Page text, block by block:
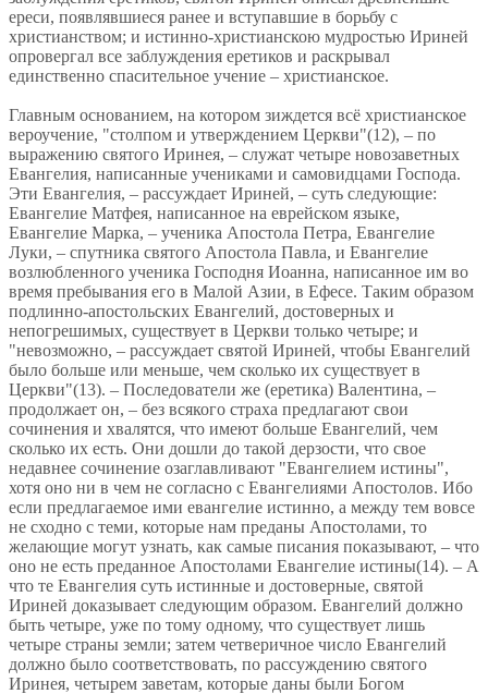
ереси, появлявшиеся ранее и вступавшие в борьбу с
христианством; и истинно-христианскою мудростью Ириней
опровергал все заблуждения еретиков и раскрывал
единственно спасительное учение – христианское.
Главным основанием, на котором зиждется всё христианское
вероучение, "столпом и утверждением Церкви"(12), – по
выражению святого Иринея, – служат четыре новозаветных
Евангелия, написанные учениками и самовидцами Господа.
Эти Евангелия, – рассуждает Ириней, – суть следующие:
Евангелие Матфея, написанное на еврейском языке,
Евангелие Марка, – ученика Апостола Петра, Евангелие
Луки, – спутника святого Апостола Павла, и Евангелие
возлюбленного ученика Господня Иоанна, написанное им во
время пребывания его в Малой Азии, в Ефесе. Таким образом
подлинно-апостольских Евангелий, достоверных и
непогрешимых, существует в Церкви только четыре; и
"невозможно, – рассуждает святой Ириней, чтобы Евангелий
было больше или меньше, чем сколько их существует в
Церкви"(13). – Последователи же (еретика) Валентина, –
продолжает он, – без всякого страха предлагают свои
сочинения и хвалятся, что имеют больше Евангелий, чем
сколько их есть. Они дошли до такой дерзости, что свое
недавнее сочинение озаглавливают "Евангелием истины",
хотя оно ни в чем не согласно с Евангелиями Апостолов. Ибо
если предлагаемое ими евангелие истинно, а между тем вовсе
не сходно с теми, которые нам преданы Апостолами, то
желающие могут узнать, как самые писания показывают, – что
оно не есть преданное Апостолами Евангелие истины(14). – А
что те Евангелия суть истинные и достоверные, святой
Ириней доказывает следующим образом. Евангелий должно
быть четыре, уже по тому одному, что существует лишь
четыре страны земли; затем четверичное число Евангелий
должно было соответствовать, по рассуждению святого
Иринея, четырем заветам, которые даны были Богом